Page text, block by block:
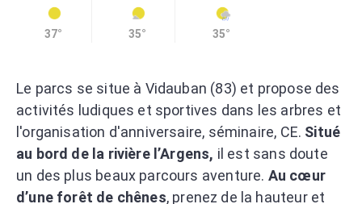
37° 35° 35°
Le parcs se situe à Vidauban (83) et propose des
activités ludiques et sportives dans les arbres et
l'organisation d'anniversaire, séminaire, CE. Situé
au bord de la rivière l’Argens, il est sans doute
un des plus beaux parcours aventure. Au cœur
d’une forêt de chênes, prenez de la hauteur et